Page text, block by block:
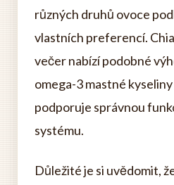
různých druhů ovoce
vlastních preferencí.
večer nabízí podobné
omega-3 mastné
podporuje správnou
systému.
Důležité je si uvědomit,